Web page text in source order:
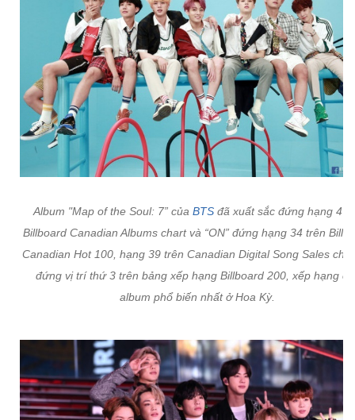
Album "Map of the Soul: 7” của BTSđã xuất sắc đứng hạng 4
Billboard Canadian Albums chart và “ON” đứng hạng 34 trên
Canadian Hot 100, hạng 39 trên Canadian Digital Song Sales
đứng vị trí thứ 3 trên bảng xếp hạng Billboard 200, xếp hạng
album phổ biến nhất ở Hoa Kỳ.